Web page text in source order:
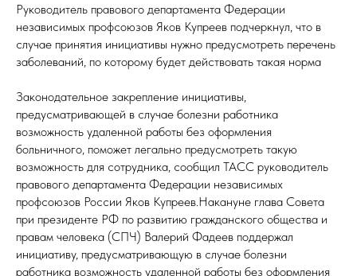
Руководитель правового департамента Федерации
независимых профсоюзов Яков Купреев подчеркнул, что в
случае принятия инициативы нужно предусмотреть перечень
заболеваний, по которому будет действовать такая норма
Законодательное закрепление инициативы,
предусматривающей в случае болезни работника
возможность удаленной работы без оформления
больничного, поможет легально предусмотреть такую
возможность для сотрудника, сообщил ТАСС руководитель
правового департамента Федерации независимых
профсоюзов России Яков Купреев.Накануне глава Совета
при президенте РФ по развитию гражданского общества и
правам человека (СПЧ) Валерий Фадеев поддержал
инициативу, предусматривающую в случае болезни
работника возможность удаленной работы без оформления